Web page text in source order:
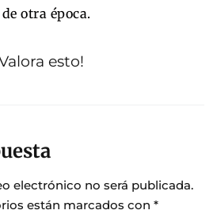
otra época.
esto!
electrónico no será publicada.
están marcados con *